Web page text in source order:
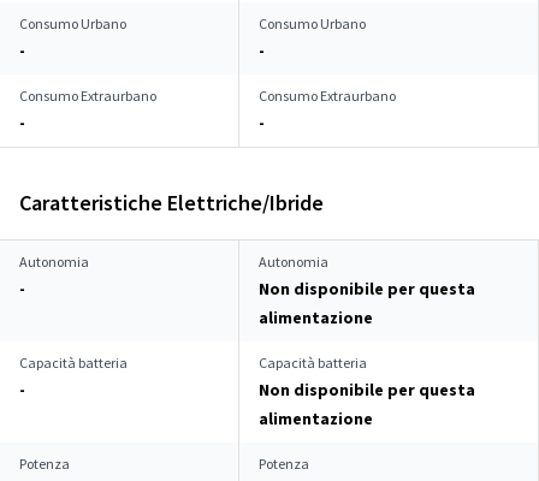
Consumo Urbano
-
Consumo Urbano
-
Consumo Extraurbano
-
Consumo Extraurbano
-
Caratteristiche Elettriche/Ibride
Autonomia
-
Autonomia
Non disponibile per questa
alimentazione
Capacità batteria
-
Capacità batteria
Non disponibile per questa
alimentazione
Potenza Potenza